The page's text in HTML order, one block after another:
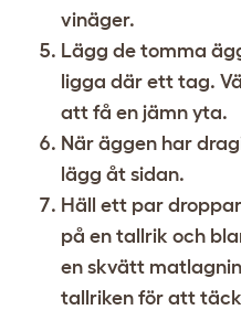
vinäger.
Lägg de tomma
ligga där ett tag.
att få en jämn yta.
När äggen har
lägg åt sidan.
Häll ett par
på en tallrik och
en skvätt
tallriken för att